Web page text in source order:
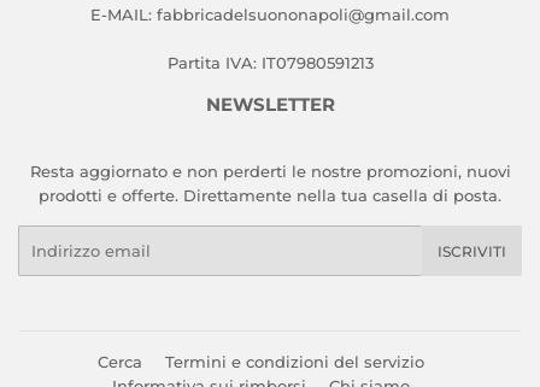
E-MAIL: fabbricadelsuononapoli@gmail.com
Partita IVA: IT07980591213
NEWSLETTER
Resta aggiornato e non perderti le nostre promozioni, nuovi
prodotti e offerte. Direttamente nella tua casella di posta.
ISCRIVITI
Cerca
Termini e condizioni del servizio